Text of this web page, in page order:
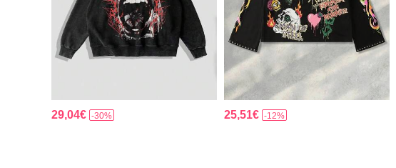
29,04€ -30% 25,51€ -12%